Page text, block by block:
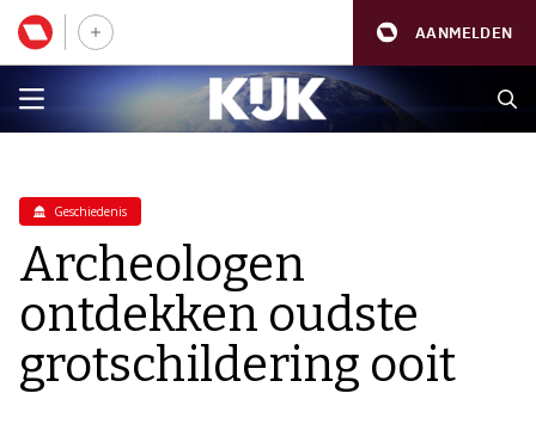
AANMELDEN
Geschiedenis
Archeologen
ontdekken oudste
grotschildering ooit